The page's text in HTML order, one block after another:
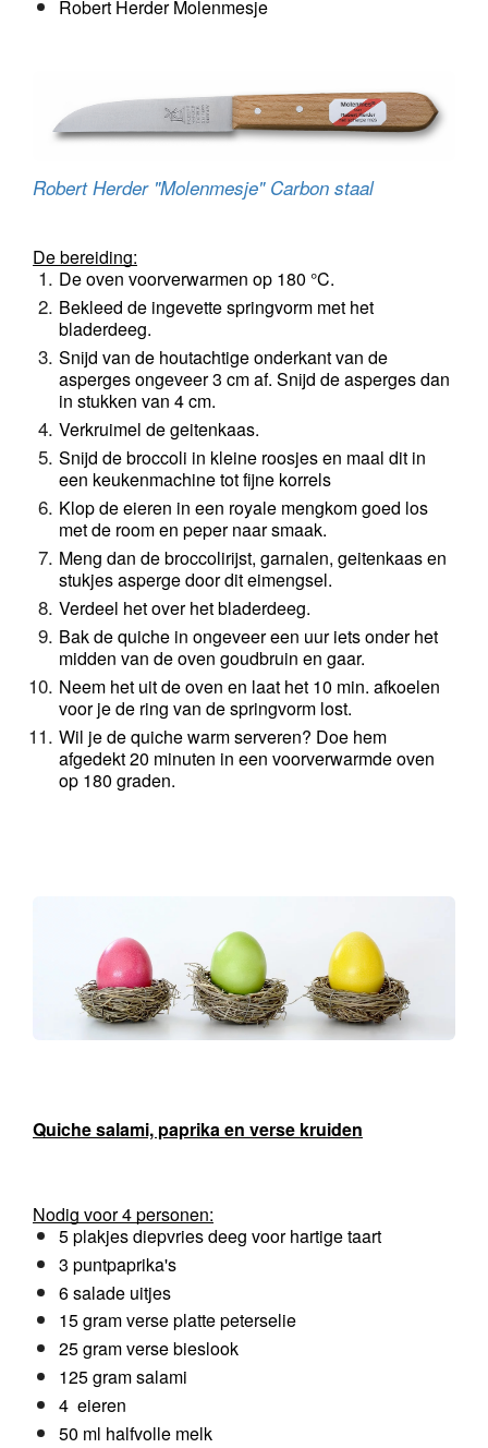
Robert Herder Molenmesje
Robert Herder "Molenmesje" Carbon staal
De bereiding:
De oven voorverwarmen op 180 °C.
Bekleed de ingevette springvorm met het
bladerdeeg.
Snijd van de houtachtige onderkant van de
asperges ongeveer 3 cm af. Snijd de asperges dan
in stukken van 4 cm.
Verkruimel de geitenkaas.
Snijd de broccoli in kleine roosjes en maal dit in
een keukenmachine tot fijne korrels
Klop de eieren in een royale mengkom goed los
met de room en peper naar smaak.
Meng dan de broccolirijst, garnalen, geitenkaas en
stukjes asperge door dit eimengsel.
Verdeel het over het bladerdeeg.
Bak de quiche in ongeveer een uur iets onder het
midden van de oven goudbruin en gaar.
Neem het uit de oven en laat het 10 min. afkoelen
voor je de ring van de springvorm lost.
Wil je de quiche warm serveren? Doe hem
afgedekt 20 minuten in een voorverwarmde oven
op 180 graden.
Quiche salami, paprika en verse kruiden
Nodig voor 4 personen:
5 plakjes diepvries deeg voor hartige taart
3 puntpaprika's
6 salade uitjes
15 gram verse platte peterselie
25 gram verse bieslook
125 gram salami
4  eieren
50 ml halfvolle melk